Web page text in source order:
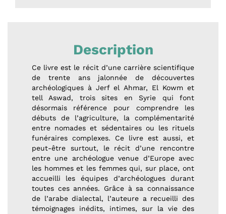
Description
Ce livre est le récit d’une carrière scientifique
de trente ans jalonnée de découvertes
archéologiques à Jerf el Ahmar, El Kowm et
tell Aswad, trois sites en Syrie qui font
désormais référence pour comprendre les
débuts de l’agriculture, la complémentarité
entre nomades et sédentaires ou les rituels
funéraires complexes. Ce livre est aussi, et
peut-être surtout, le récit d’une rencontre
entre une archéologue venue d’Europe avec
les hommes et les femmes qui, sur place, ont
accueilli les équipes d’archéologues durant
toutes ces années. Grâce à sa connaissance
de l’arabe dialectal, l’auteure a recueilli des
témoignages inédits, intimes, sur la vie des